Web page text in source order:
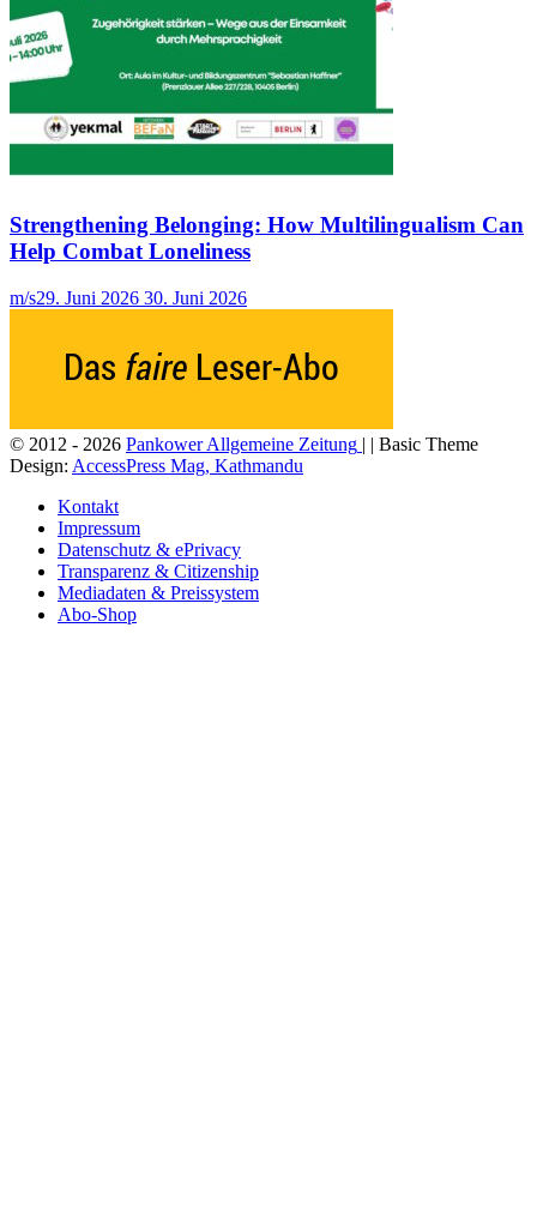
Strengthening Belonging: How Multilingualism Can
Help Combat Loneliness
m/s29. Juni 2026 30. Juni 2026
© 2012 - 2026 Pankower Allgemeine Zeitung | | Basic Theme
Design: AccessPress Mag, Kathmandu
Kontakt
Impressum
Datenschutz & ePrivacy
Transparenz & Citizenship
Mediadaten & Preissystem
Abo-Shop